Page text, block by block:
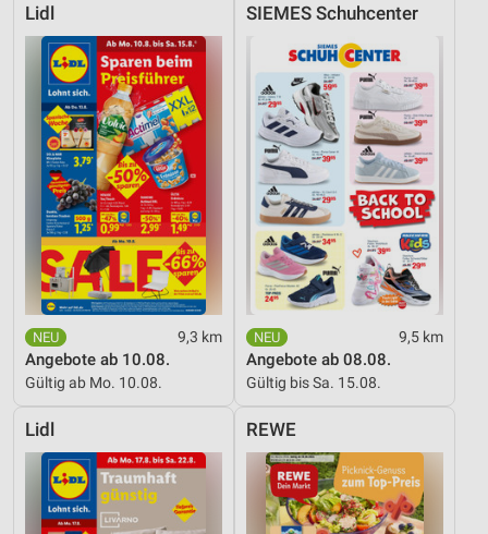
Lidl
9,3 km
Angebote ab 10.08.
Gültig ab Mo. 10.08.
SIEMES Schuhcenter
9,5 km
Angebote ab 08.08.
Gültig bis Sa. 15.08.
Lidl REWE